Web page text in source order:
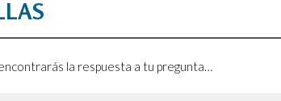
la respuesta a tu pregunta…